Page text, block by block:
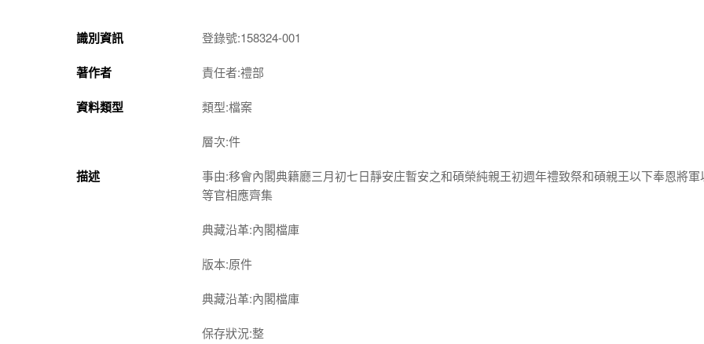
識別資訊 登錄號:158324-001
著作者 責任者:禮部
資料類型 類型:檔案
層次:件
描述
事由:移會內閣典籍廳三月初七日靜安庄暫安之和碩榮純親王初週年禮致祭和碩親王以下奉恩將軍
等官相應齊集
典藏沿革:內閣檔庫
版本:原件
典藏沿革:內閣檔庫
保存狀況:整